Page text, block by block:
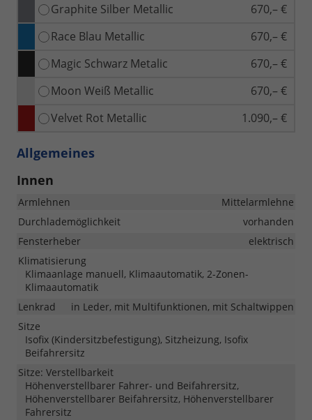
Graphite Silber Metallic
670,– €
Race Blau Metallic
670,– €
Magic Schwarz Metalic
670,– €
Moon Weiß Metallic
670,– €
Velvet Rot Metallic
1.090,– €
Allgemeines
Innen
Armlehnen
Mittelarmlehne
Durchlademöglichkeit
vorhanden
Fensterheber
elektrisch
Klimatisierung
Klimaanlage manuell, Klimaautomatik, 2-Zonen-
Klimaautomatik
Lenkrad
in Leder, mit Multifunktionen, mit Schaltwippen
Sitze
Isofix (Kindersitzbefestigung), Sitzheizung, Isofix
Beifahrersitz
Sitze: Verstellbarkeit
Höhenverstellbarer Fahrer- und Beifahrersitz,
Höhenverstellbarer Beifahrersitz, Höhenverstellbarer
Fahrersitz